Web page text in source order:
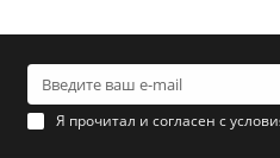
Я прочитал и согласен с